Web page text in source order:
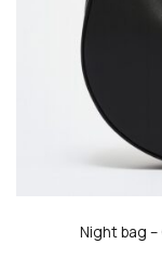
Night bag –